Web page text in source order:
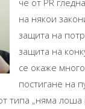
че от PR
на някои
защита на
защита на
се окаже
постигане на
типа „няма лоша